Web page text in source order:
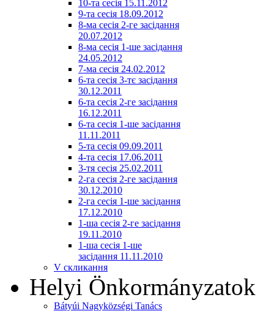
10-та сесія 15.11.2012
9-та сесія 18.09.2012
8-ма сесія 2-ге засідання
20.07.2012
8-ма сесія 1-ше засідання
24.05.2012
7-ма сесія 24.02.2012
6-та сесія 3-тє засідання
30.12.2011
6-та сесія 2-ге засідання
16.12.2011
6-та сесія 1-ше засідання
11.11.2011
5-та сесія 09.09.2011
4-та сесія 17.06.2011
3-тя сесія 25.02.2011
2-га сесія 2-ге засідання
30.12.2010
2-га сесія 1-ше засідання
17.12.2010
1-ша сесія 2-ге засідання
19.11.2010
1-ша сесія 1-ше
засідання 11.11.2010
V скликання
Helyi Önkormányzatok
Bátyúi Nagyközségi Tanács